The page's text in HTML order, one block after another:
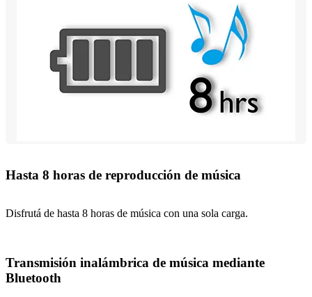
Hasta 8 horas de reproducción de música
Disfrutá de hasta 8 horas de música con una sola carga.
Transmisión inalámbrica de música mediante
Bluetooth